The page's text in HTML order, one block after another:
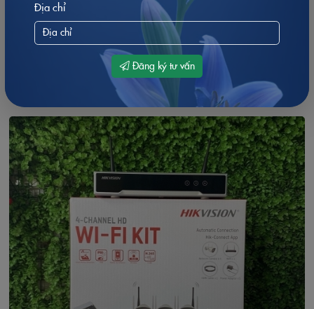
GIỚI THIỆU
Địa chỉ
Đăng ký tư vấn